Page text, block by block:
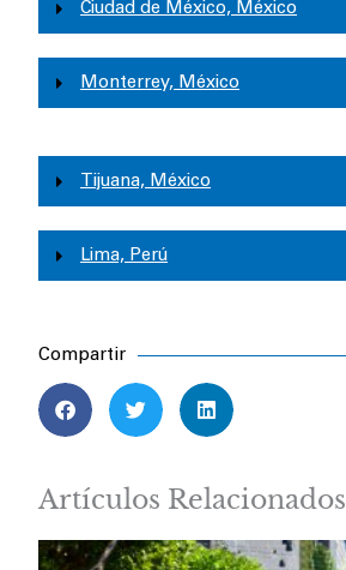
Ciudad de México, México
Monterrey, México
Tijuana, México
Lima, Perú
Compartir
Artículos Relacionados